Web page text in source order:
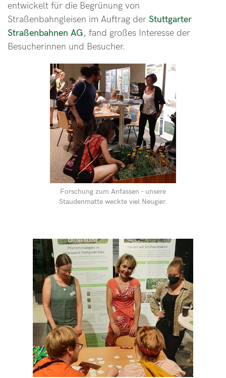
entwickelt für die Begrünung von
Straßenbahngleisen im Auftrag der Stuttgarter
Straßenbahnen AG, fand großes Interesse der
Besucherinnen und Besucher.
Forschung zum Anfassen - unsere
Staudenmatte weckte viel Neugier.